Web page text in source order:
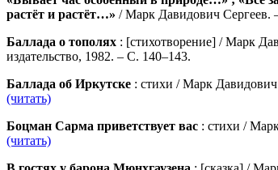
растёт и растёт…» / Марк Давидович Сергеев.
Баллада о тополях : [стихотворение] / Марк
издательство, 1982. – С. 140–143.
Баллада об Иркутске : стихи / Марк
(читать)
Боцман Сарма приветствует вас : стихи /
(читать)